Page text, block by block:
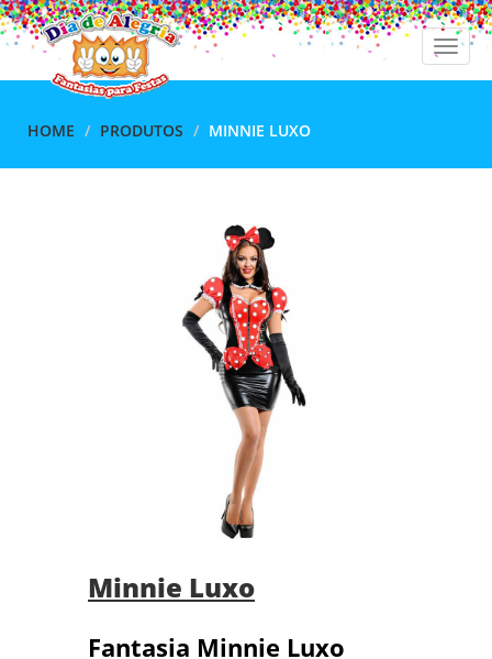
Toggle
HOME PRODUTOS MINNIE LUXO
Minnie Luxo
Fantasia Minnie Luxo